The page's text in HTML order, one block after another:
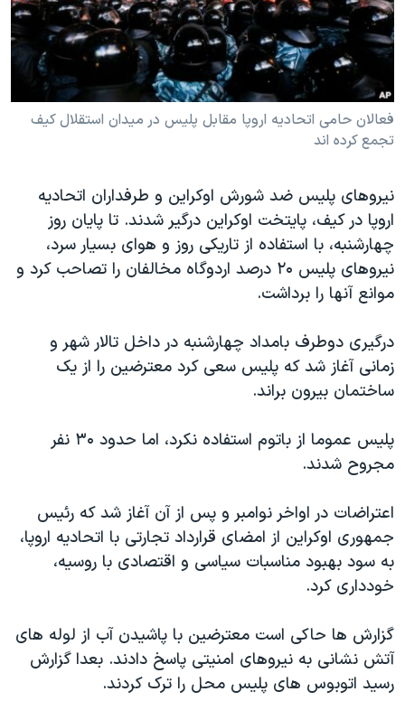
فرهنگ و زندگی
حقوق شهروندی
اقتصادی
علم و فناوری
اسرائیل در جنگ
آرشیو پخش زنده
مستندها
انتخابات ریاست جمهوری آمریکا ۲۰۲۴
حمله جمهوری اسلامی به اسرائیل
رمز مهسا
ورزش زنان در ایران
مجموعه مستندهای دادخواهی
تریبونال مردمی آبان ۹۸
دادگاه حمید نوری
قانون شفافیت دارائی کادر رهبری ایران
اعتراضات مردمی آبان ۹۸
نرگس محمدی برنده جایزه نوبل صلح
همایش محافظه‌کاران آمریکا «سی‌پک»
صفحه‌های ویژه
سفر پرزیدنت ترامپ به چین
دنبال کنید
زبانهای مختلف
فعالان حامی اتحادیه اروپا مقابل پلیس در میدان استقلال کیف
تجمع کرده اند
نیروهای پلیس ضد شورش اوکراین و طرفداران اتحادیه
اروپا در کیف، پایتخت اوکراین درگیر شدند. تا پایان روز
چهارشنبه، با استفاده از تاریکی روز و هوای بسیار سرد،
نیروهای پلیس ۲۰ درصد اردوگاه مخالفان را تصاحب کرد و
موانع آنها را برداشت.
درگیری دوطرف بامداد چهارشنبه در داخل تالار شهر و
زمانی آغاز شد که پلیس سعی کرد معترضین را از یک
ساختمان بیرون براند.
پلیس عموما از باتوم استفاده نکرد، اما حدود ۳۰ نفر
مجروح شدند.
اعتراضات در اواخر نوامبر و پس از آن آغاز شد که رئیس
جمهوری اوکراین از امضای قرارداد تجارتی با اتحادیه اروپا،
به سود بهبود مناسبات سیاسی و اقتصادی با روسیه،
خودداری کرد.
گزارش ها حاکی است معترضین با پاشیدن آب از لوله های
آتش نشانی به نیروهای امنیتی پاسخ دادند. بعدا گزارش
رسید اتوبوس های پلیس محل را ترک کردند.